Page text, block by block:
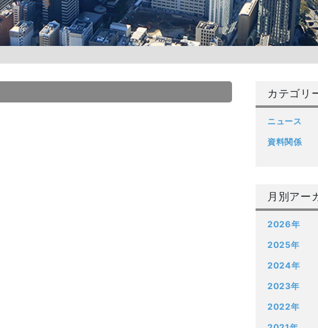
カテゴリ
ニュース
資料関係
月別アー
2026年
2025年
2024年
2023年
2022年